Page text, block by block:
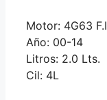
Motor: 4G63 F.I
Año: 00-14
Litros: 2.0 Lts.
Cil: 4L